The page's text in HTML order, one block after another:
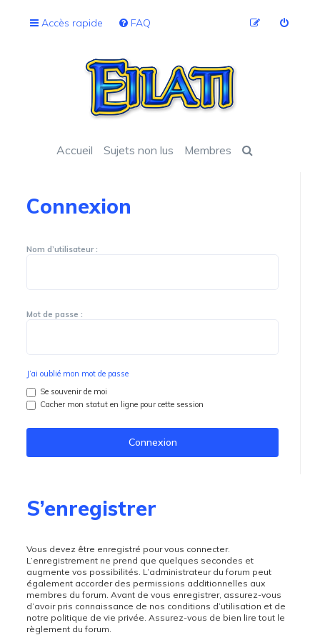
Accès rapide FAQ
Accueil Sujets non lus Membres
Connexion
Nom d’utilisateur :
Mot de passe :
J’ai oublié mon mot de passe
Se souvenir de moi
Cacher mon statut en ligne pour cette session
S’enregistrer
Vous devez être enregistré pour vous connecter.
L’enregistrement ne prend que quelques secondes et
augmente vos possibilités. L’administrateur du forum peut
également accorder des permissions additionnelles aux
membres du forum. Avant de vous enregistrer, assurez-vous
d’avoir pris connaissance de nos conditions d’utilisation et de
notre politique de vie privée. Assurez-vous de bien lire tout le
règlement du forum.